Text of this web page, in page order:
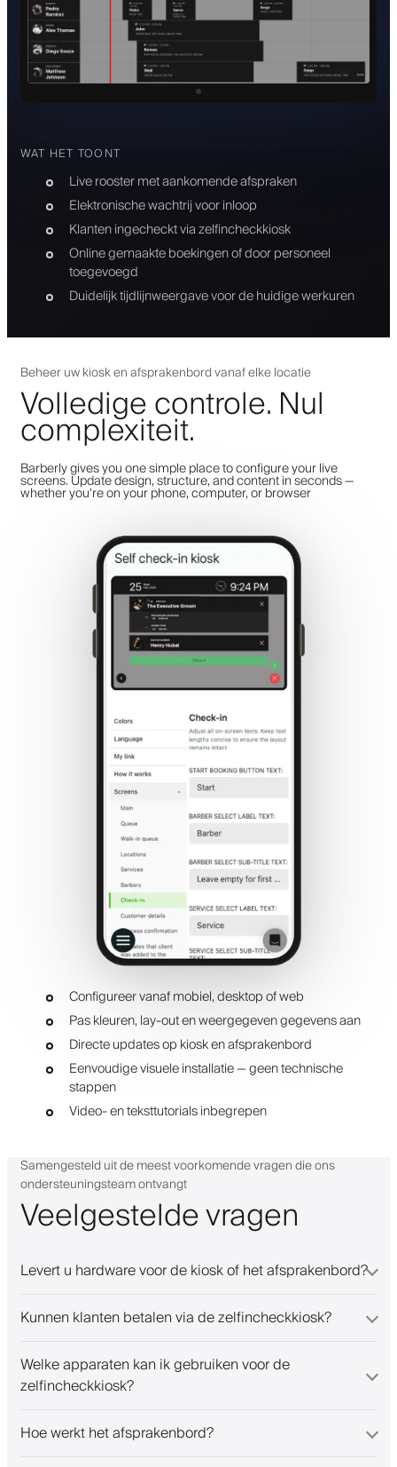
WAT HET TOONT
Live rooster met aankomende afspraken
Elektronische wachtrij voor inloop
Klanten ingecheckt via zelfincheckkiosk
Online gemaakte boekingen of door personeel
toegevoegd
Duidelijk tijdlijnweergave voor de huidige werkuren
Beheer uw kiosk en afsprakenbord vanaf elke locatie
Volledige controle. Nul
complexiteit.
Barberly gives you one simple place to configure your live
screens. Update design, structure, and content in seconds —
whether you're on your phone, computer, or browser
Configureer vanaf mobiel, desktop of web
Pas kleuren, lay-out en weergegeven gegevens aan
Directe updates op kiosk en afsprakenbord
Eenvoudige visuele installatie — geen technische
stappen
Video- en teksttutorials inbegrepen
Samengesteld uit de meest voorkomende vragen die ons
ondersteuningsteam ontvangt
Veelgestelde vragen
Levert u hardware voor de kiosk of het afsprakenbord?
Kunnen klanten betalen via de zelfincheckkiosk?
Welke apparaten kan ik gebruiken voor de
zelfincheckkiosk?
Hoe werkt het afsprakenbord?